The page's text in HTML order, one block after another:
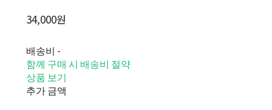
34,000원
배송비 -
함께 구매 시 배송비 절약
상품 보기
추가 금액